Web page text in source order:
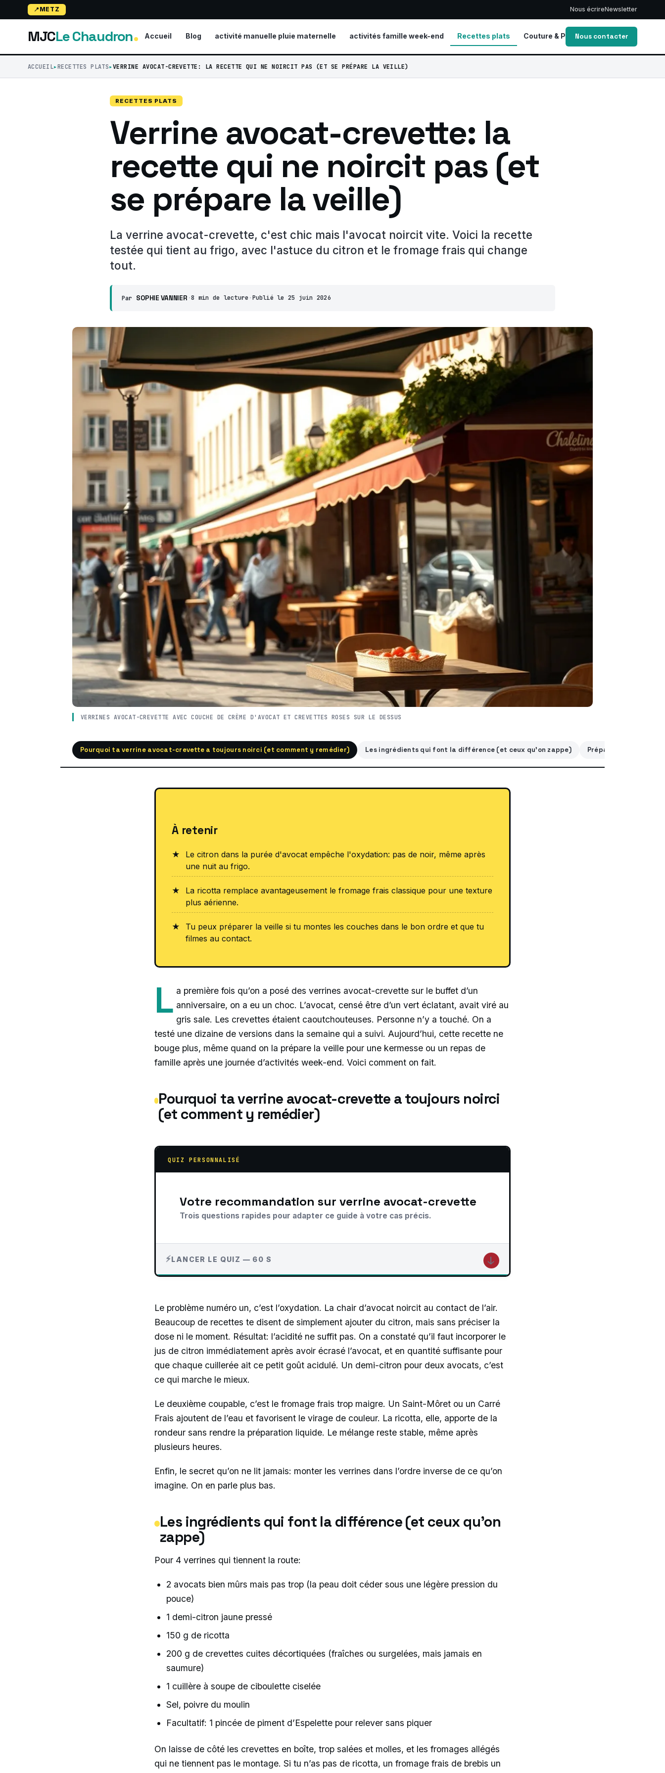
METZ Nous écrireNewsletter
MJCLe Chaudron Accueil Blog activité manuelle pluie maternelle activités famille week-end Recettes plats Couture & Patrons Vie de Maman
Nous contacter
ACCUEIL RECETTES PLATS VERRINE AVOCAT-CREVETTE: LA RECETTE QUI NE NOIRCIT PAS (ET SE PRÉPARE LA VEILLE)
RECETTES PLATS
Verrine avocat-crevette: la
recette qui ne noircit pas (et
se prépare la veille)
La verrine avocat-crevette, c'est chic mais l'avocat noircit vite. Voici la recette
testée qui tient au frigo, avec l'astuce du citron et le fromage frais qui change
tout.
Par SOPHIE VANNIER ·8 min de lecture ·Publié le 25 juin 2026
VERRINES AVOCAT-CREVETTE AVEC COUCHE DE CRÈME D'AVOCAT ET CREVETTES ROSES SUR LE DESSUS
Pourquoi ta verrine avocat-crevette a toujours noirci (et comment y remédier) Les ingrédients qui font la différence (et ceux qu’on zappe) Préparation pas à
À retenir
Le citron dans la purée d'avocat empêche l'oxydation: pas de noir, même après
une nuit au frigo.
La ricotta remplace avantageusement le fromage frais classique pour une texture
plus aérienne.
Tu peux préparer la veille si tu montes les couches dans le bon ordre et que tu
filmes au contact.
L a première fois qu’on a posé des verrines avocat-crevette sur le buffet d’un
anniversaire, on a eu un choc. L’avocat, censé être d’un vert éclatant, avait viré au
gris sale. Les crevettes étaient caoutchouteuses. Personne n’y a touché. On a
testé une dizaine de versions dans la semaine qui a suivi. Aujourd’hui, cette recette ne
bouge plus, même quand on la prépare la veille pour une kermesse ou un repas de
famille après une journée d’activités week-end. Voici comment on fait.
Pourquoi ta verrine avocat-crevette a toujours noirci
(et comment y remédier)
QUIZ PERSONNALISÉ
Votre recommandation sur verrine avocat-crevette
Trois questions rapides pour adapter ce guide à votre cas précis.
LANCER LE QUIZ — 60 S ↓
Le problème numéro un, c’est l’oxydation. La chair d’avocat noircit au contact de l’air.
Beaucoup de recettes te disent de simplement ajouter du citron, mais sans préciser la
dose ni le moment. Résultat: l’acidité ne suffit pas. On a constaté qu’il faut incorporer le
jus de citron immédiatement après avoir écrasé l’avocat, et en quantité suffisante pour
que chaque cuillerée ait ce petit goût acidulé. Un demi-citron pour deux avocats, c’est
ce qui marche le mieux.
Le deuxième coupable, c’est le fromage frais trop maigre. Un Saint-Môret ou un Carré
Frais ajoutent de l’eau et favorisent le virage de couleur. La ricotta, elle, apporte de la
rondeur sans rendre la préparation liquide. Le mélange reste stable, même après
plusieurs heures.
Enfin, le secret qu’on ne lit jamais: monter les verrines dans l’ordre inverse de ce qu’on
imagine. On en parle plus bas.
Les ingrédients qui font la différence (et ceux qu’on
zappe)
Pour 4 verrines qui tiennent la route:
2 avocats bien mûrs mais pas trop (la peau doit céder sous une légère pression du
pouce)
1 demi-citron jaune pressé
150 g de ricotta
200 g de crevettes cuites décortiquées (fraîches ou surgelées, mais jamais en
saumure)
1 cuillère à soupe de ciboulette ciselée
Sel, poivre du moulin
Facultatif: 1 pincée de piment d’Espelette pour relever sans piquer
On laisse de côté les crevettes en boîte, trop salées et molles, et les fromages allégés
qui ne tiennent pas le montage. Si tu n’as pas de ricotta, un fromage frais de brebis un